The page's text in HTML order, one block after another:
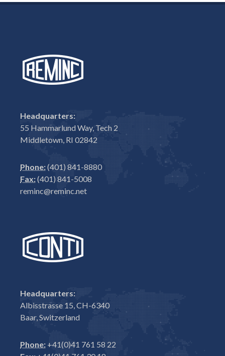
Headquarters:
55 Hammarlund Way, Tech 2
Middletown, RI 02842
Phone:(401) 841-8880
Fax:(401) 841-5008
reminc@reminc.net
Headquarters:
Albisstrasse 15, CH-6340
Baar, Switzerland
Phone: +41(0)41 761 58 22